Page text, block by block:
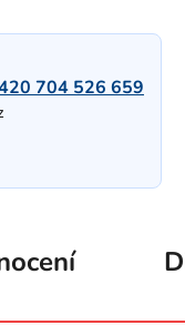
704 526 659